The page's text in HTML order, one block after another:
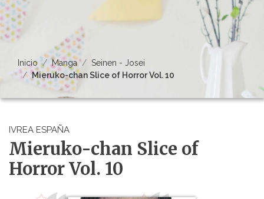
Inicio Manga
Seinen - Josei
Mieruko-chan Slice of Horror Vol. 10
IVREA ESPAÑA
Mieruko-chan Slice of
Horror Vol. 10